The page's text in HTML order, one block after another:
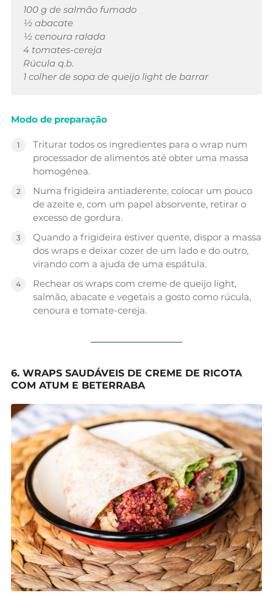
100 g de salmão fumado
½ abacate
½ cenoura ralada
4 tomates-cereja
Rúcula q.b.
1 colher de sopa de queijo light de barrar
Modo de preparação
Triturar todos os ingredientes para o wrap num
processador de alimentos até obter uma massa
homogénea.
Numa frigideira antiaderente, colocar um pouco
de azeite e, com um papel absorvente, retirar o
excesso de gordura.
Quando a frigideira estiver quente, dispor a massa
dos wraps e deixar cozer de um lado e do outro,
virando com a ajuda de uma espátula.
Rechear os wraps com creme de queijo light,
salmão, abacate e vegetais a gosto como rúcula,
cenoura e tomate-cereja.
6. WRAPS SAUDÁVEIS DE CREME DE RICOTA
COM ATUM E BETERRABA